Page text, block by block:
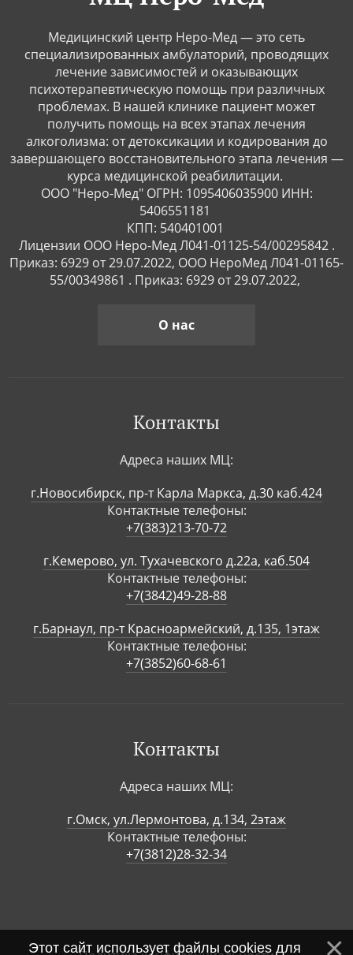
Медицинский центр Неро-Мед — это сеть
специализированных амбулаторий, проводящих
лечение зависимостей и оказывающих
психотерапевтическую помощь при различных
проблемах. В нашей клинике пациент может
получить помощь на всех этапах лечения
алкоголизма: от детоксикации и кодирования до
завершающего восстановительного этапа лечения —
курса медицинской реабилитации.
ООО "Неро-Мед" ОГРН: 1095406035900 ИНН:
5406551181
КПП: 540401001
Лицензии ООО Неро-Мед Л041-01125-54/00295842 .
Приказ: 6929 от 29.07.2022, ООО НероМед Л041-01165-
55/00349861 . Приказ: 6929 от 29.07.2022,
О нас
Контакты
Адреса наших МЦ:
г.Новосибирск, пр-т Карла Маркса, д.30 каб.424
Контактные телефоны:
+7(383)213-70-72
г.Кемерово, ул. Тухачевского д.22а, каб.504
Контактные телефоны:
+7(3842)49-28-88
г.Барнаул, пр-т Красноармейский, д.135, 1этаж
Контактные телефоны:
+7(3852)60-68-61
Контакты
Адреса наших МЦ:
г.Омск, ул.Лермонтова, д.134, 2этаж
Контактные телефоны:
+7(3812)28-32-34
Этот сайт использует файлы cookies для